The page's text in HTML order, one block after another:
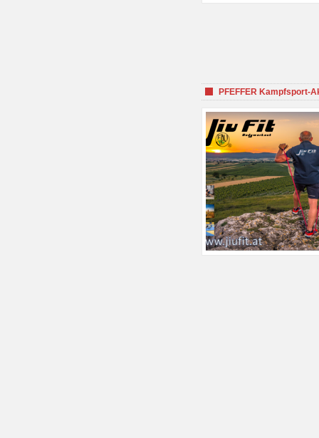
PFEFFER Kampfsport-